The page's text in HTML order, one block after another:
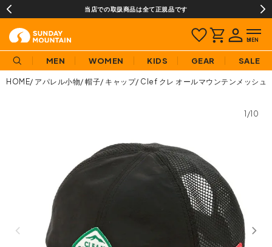
当店での取扱商品は全て正規品です
MEN WOMEN KIDS GEAR SALE
HOME アパレル小物 帽子 キャップ Clef クレ オールマウンテンメッシュ
1/10